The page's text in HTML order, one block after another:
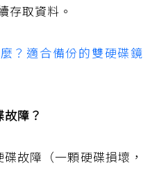
存取資料。
？適合備份的雙硬碟鏡
障？
故障（一顆硬碟損壞，